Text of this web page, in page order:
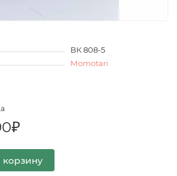
ВК 808-5
Momotari
корзину